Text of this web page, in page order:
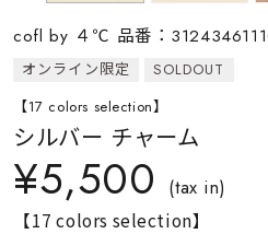
石の色
ファッションテイス
ト
着用シーン
cofl by ４℃ 品番：
オンライン限定
SOLDOUT
【17 colors selection】
シルバー チャーム
¥5,500 (tax in)
【17 colors selection】